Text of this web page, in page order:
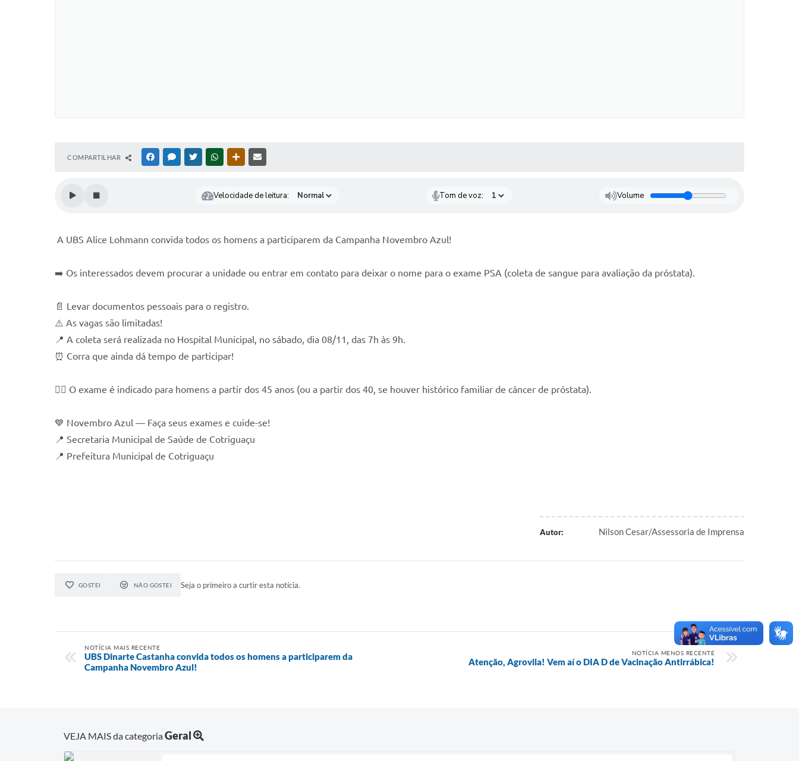
COMPARTILHAR FACEBOOKMESSENGER
TWITTERWHATSAPPOUTRAS MÍDIAS
Velocidade de leitura: Tom de voz: Volume
A UBS Alice Lohmann convida todos os homens a participarem da Campanha Novembro Azul!
➡️ Os interessados devem procurar a unidade ou entrar em contato para deixar o nome para o exame PSA (coleta de sangue para avaliação da próstata).
📄 Levar documentos pessoais para o registro.
⚠️ As vagas são limitadas!
📍 A coleta será realizada no Hospital Municipal, no sábado, dia 08/11, das 7h às 9h.
⏰ Corra que ainda dá tempo de participar!
👨‍⚕️ O exame é indicado para homens a partir dos 45 anos (ou a partir dos 40, se houver histórico familiar de câncer de próstata).
💙 Novembro Azul — Faça seus exames e cuide-se!
📍 Secretaria Municipal de Saúde de Cotriguaçu
📍 Prefeitura Municipal de Cotriguaçu
Autor: Nilson Cesar/Assessoria de Imprensa
GOSTEI NÃO GOSTEI Seja o primeiro a curtir esta notícia.
NOTÍCIA MAIS RECENTE
UBS Dinarte Castanha convida todos os homens a participarem da
Campanha Novembro Azul!
NOTÍCIA MENOS RECENTE
Atenção, Agrovila! Vem aí o DIA D de Vacinação Antirrábica!
VEJA MAIS da categoriaGeral